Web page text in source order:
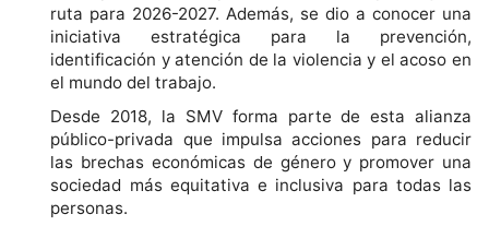
ruta para 2026-2027. Además, se dio a conocer una
iniciativa estratégica para la prevención,
identificación y atención de la violencia y el acoso en
el mundo del trabajo.
Desde 2018, la SMV forma parte de esta alianza
público-privada que impulsa acciones para reducir
las brechas económicas de género y promover una
sociedad más equitativa e inclusiva para todas las
personas.